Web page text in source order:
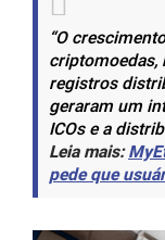
“O
criptomoedas,
registros
geraram um
ICOs e a
Leia mais:
pede que